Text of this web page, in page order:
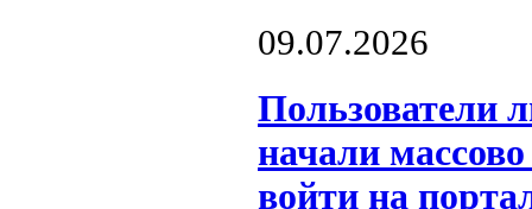
09.07.2026
Пользователи
начали
войти на